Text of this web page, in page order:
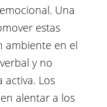
Una
estas
ambiente en el
y no
activa. Los
alentar a los